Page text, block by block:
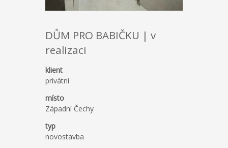
DŮM PRO BABIČKU | v
realizaci
klient
privátní
místo
Západní Čechy
typ
novostavba